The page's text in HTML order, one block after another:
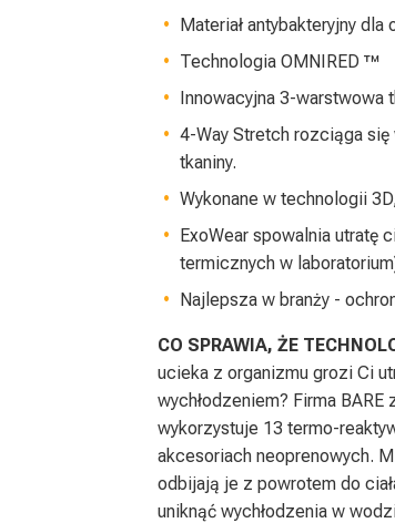
Materiał antybakteryjny
Technologia OMNIRED ™
Innowacyjna 3-warstwowa
4-Way Stretch rozciąga
tkaniny.
Wykonane w technologii
ExoWear spowalnia utratę
termicznych w
Najlepsza w branży -
CO SPRAWIA, ŻE
ucieka z organizmu grozi Ci
wychłodzeniem? Firma
wykorzystuje 13 termo-
akcesoriach neoprenowych.
odbijają je z powrotem do
uniknąć wychłodzenia w